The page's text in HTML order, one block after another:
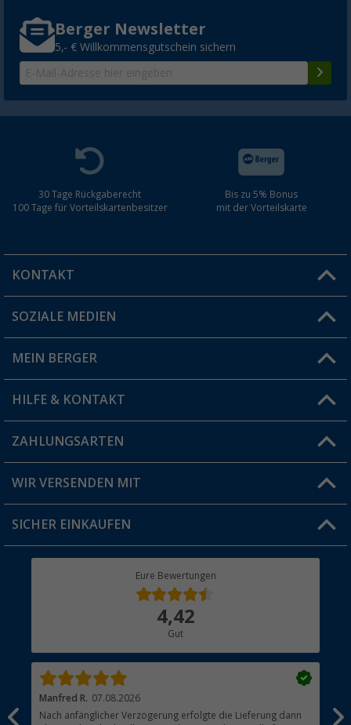
Berger Newsletter
5,- € Willkommensgutschein sichern
30 Tage Rückgaberecht
100 Tage für Vorteilskartenbesitzer
Bis zu 5% Bonus
mit der Vorteilskarte
KONTAKT
Du hast eine Frage?
Filiale finden
SOZIALE MEDIEN
MEIN BERGER
Vorteilskarte
Blog
Jobs & Karriere
HILFE & KONTAKT
FAQ & Kontakt
Versandinformationen
Rücksendung
ZAHLUNGSARTEN
WIR VERSENDEN MIT
SICHER EINKAUFEN
Eure Bewertungen
4,42
Gut
Manfred R. 07.08.2026
Nach anfänglicher Verzögerung erfolgte die Lieferung dann